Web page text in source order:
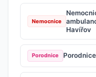
Nemocnice
Havířov
Porodnice